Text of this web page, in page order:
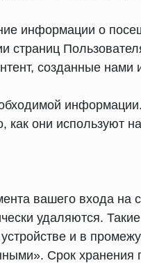
информации о
созданные
информации.
как они
вашего входа на
удаляются.
и в
Срок